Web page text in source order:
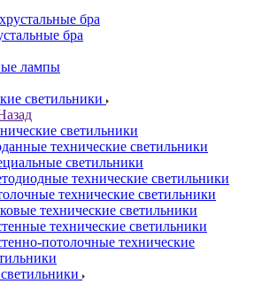
бра
бра
лампы
светильники
светильники
технические светильники
светильники
технические светильники
технические светильники
технические светильники
технические светильники
потолочные технические